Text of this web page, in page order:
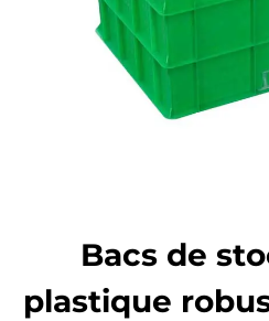
Bacs de
plastique